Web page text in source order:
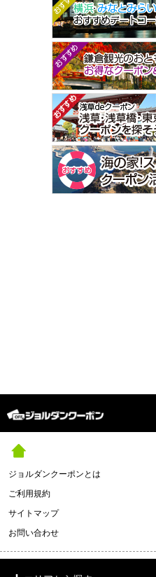
ジョルダンクーポンとは
ご利用規約
サイトマップ
お問い合わせ